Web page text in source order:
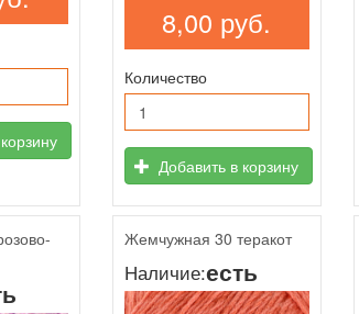
8,00 руб.
Количество
Добавить в корзину
Жемчужная 30 теракот
Наличие:есть